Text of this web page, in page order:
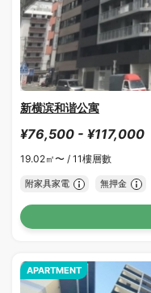
新横滨和谐公寓
¥76,500 - ¥117,000
19.02㎡〜 / 11樓層數
附家具家電 無押金
APARTMENT